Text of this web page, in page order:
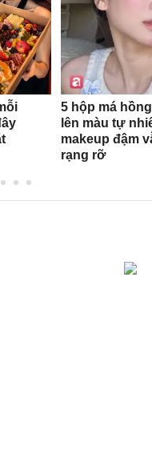
5 hộp má
lên màu tự
makeup đậm
rạng rỡ